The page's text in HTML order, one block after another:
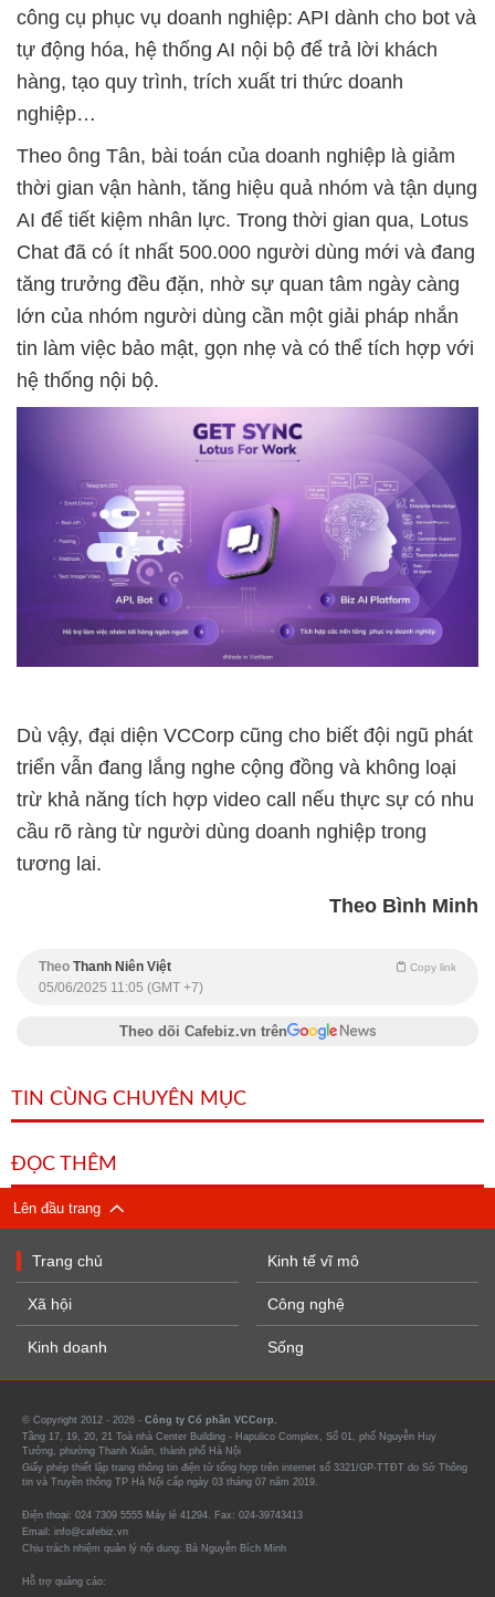
công cụ phục vụ doanh nghiệp: API dành cho bot và
tự động hóa, hệ thống AI nội bộ để trả lời khách
hàng, tạo quy trình, trích xuất tri thức doanh
nghiệp…
Theo ông Tân, bài toán của doanh nghiệp là giảm
thời gian vận hành, tăng hiệu quả nhóm và tận dụng
AI để tiết kiệm nhân lực. Trong thời gian qua, Lotus
Chat đã có ít nhất 500.000 người dùng mới và đang
tăng trưởng đều đặn, nhờ sự quan tâm ngày càng
lớn của nhóm người dùng cần một giải pháp nhắn
tin làm việc bảo mật, gọn nhẹ và có thể tích hợp với
hệ thống nội bộ.
Dù vậy, đại diện VCCorp cũng cho biết đội ngũ phát
triển vẫn đang lắng nghe cộng đồng và không loại
trừ khả năng tích hợp video call nếu thực sự có nhu
cầu rõ ràng từ người dùng doanh nghiệp trong
tương lai.
Theo Bình Minh
Theo Thanh Niên Việt Copy link
05/06/2025 11:05 (GMT +7)
Theo dõi Cafebiz.vn trên
TIN CÙNG CHUYÊN MỤC
ĐỌC THÊM
Lên đầu trang
Trang chủ
Xã hội
Kinh doanh
Kinh tế vĩ mô
Công nghệ
Sống
© Copyright 2012 - 2026 - Công ty Cổ phần VCCorp.
Tầng 17, 19, 20, 21 Toà nhà Center Building - Hapulico Complex, Số 01, phố Nguyễn Huy
Tưởng, phường Thanh Xuân, thành phố Hà Nội
Giấy phép thiết lập trang thông tin điện tử tổng hợp trên internet số 3321/GP-TTĐT do Sở Thông
tin và Truyền thông TP Hà Nội cấp ngày 03 tháng 07 năm 2019.
Điện thoại: 024 7309 5555 Máy lẻ 41294. Fax: 024-39743413
Email: info@cafebiz.vn
Chịu trách nhiệm quản lý nội dung: Bà Nguyễn Bích Minh
Hỗ trợ quảng cáo: